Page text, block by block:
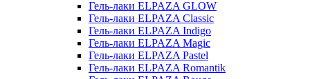
Гель-лаки ELPAZA GLOW
Гель-лаки ELPAZA Classic
Гель-лаки ELPAZA Indigo
Гель-лаки ELPAZA Magic
Гель-лаки ELPAZA Pastel
Гель-лаки ELPAZA Romantik